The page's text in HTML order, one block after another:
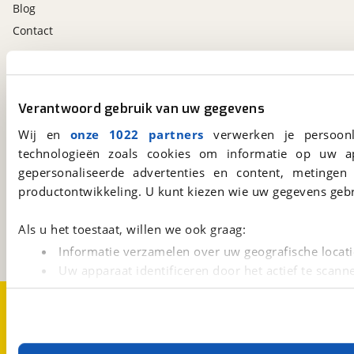
Verantwoord gebruik van uw gegevens
Wij en onze 1022 partners verwerken je
technologieën zoals cookies om informatie op
gepersonaliseerde advertenties en content,
productontwikkeling. U kunt kiezen wie uw gegevens
Als u het toestaat, willen we ook graag:
Informatie verzamelen over uw geografische
Uw apparaat identificeren door het actief te
Lees meer over hoe uw persoonlijke gegevens worden
Met cookies en vergelijkbare technieken zorgen we
Blog
Contact
viaBOVAG.nl
15
Een initiatief van
BOVAG
viaBOVAG.nl app
Altijd het meest recente aanbod bij de hand.